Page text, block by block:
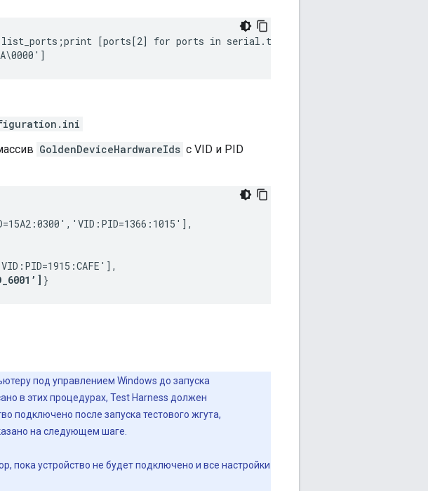
[ports[2] for ports in serial.tools.list_ports.comports()
GoldenDeviceHardwareIds с VID и PID
}
под управлением Windows до запуска
в этих процедурах, Test Harness должен
подключено после запуска тестового жгута,
на следующем шаге.
пока устройство не будет подключено и все настройки